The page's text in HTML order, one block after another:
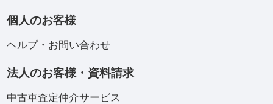
個人のお客様
ヘルプ・お問い合わせ
法人のお客様・資料請求
中古車査定仲介サービス